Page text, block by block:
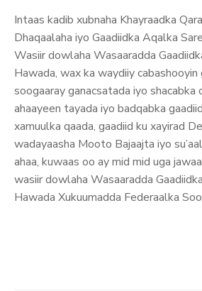
Intaas kadib xubnaha Khayraadka
Dhaqaalaha iyo Gaadiidka Aqalka
Wasiir dowlaha Wasaaradda
Hawada, wax ka waydiiy cabashooyin
soogaaray ganacsatada iyo shacabka
ahaayeen tayada iyo badqabka
xamuulka qaada, gaadiid ku xayirad
wadayaasha Mooto Bajaajta iyo
ahaa, kuwaas oo ay mid mid uga
wasiir dowlaha Wasaaradda
Hawada Xukuumadda Federaalka